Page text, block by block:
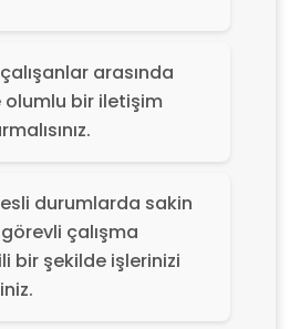
arasında
bir iletişim
durumlarda sakin
çalışma
bir şekilde işlerinizi